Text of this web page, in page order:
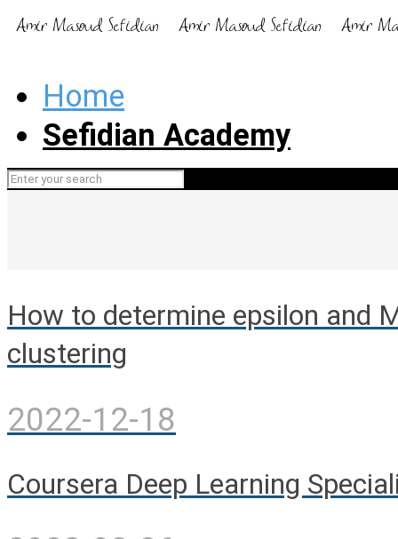
Home
Sefidian Academy
How to determine epsilon and
clustering
2022-12-18
Coursera Deep Learning